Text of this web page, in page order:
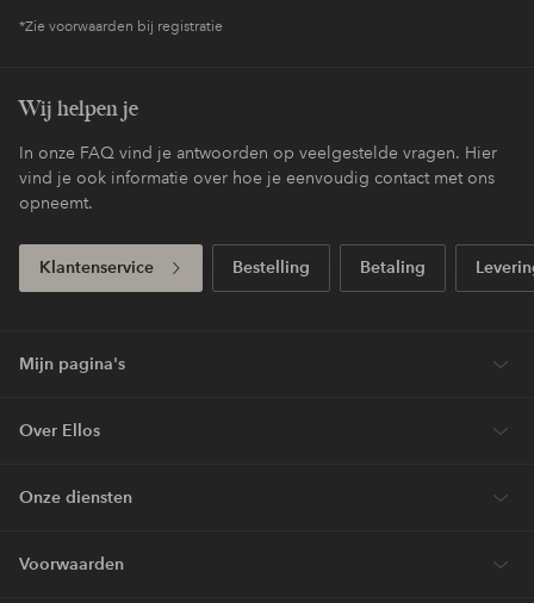
*Zie voorwaarden bij registratie
Wij helpen je
In onze FAQ vind je antwoorden op veelgestelde vragen. Hier
vind je ook informatie over hoe je eenvoudig contact met ons
opneemt.
Klantenservice Bestelling Betaling
Mijn pagina's
Over Ellos
Onze diensten
Voorwaarden